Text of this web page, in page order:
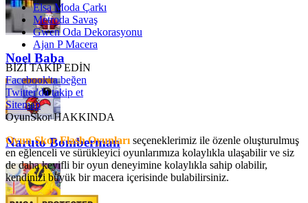
Noel Baba
Naruto Bomberman
Elsa Moda Çarkı
Metroda Savaş
Gwen Oda Dekorasyonu
Ajan P Macera
BİZİ TAKİP EDİN
Facebook'ta beğen
Twitter'da takip et
Sitemap
OyunSkor HAKKINDA
Oyun Skor Flash Oyunları seçeneklerimiz ile özenle oluşturulmuş
en eğlenceli ve sürükleyici oyunlarımıza kolaylıkla ulaşabilir ve siz
de daha keyifli bir oyun deneyimine kolaylıkla sahip olabilir,
kendinizi büyük bir macera içerisinde bulabilirsiniz.